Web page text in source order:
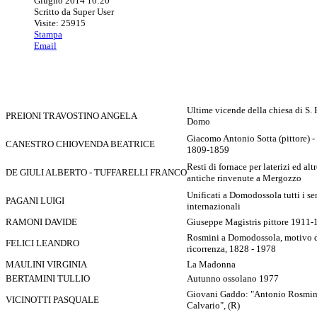
Scritto da Super User
Visite: 25915
Stampa
Email
PREIONI TRAVOSTINO ANGELA
Ultime vicende della chiesa di S.
Domo
CANESTRO CHIOVENDA BEATRICE
Giacomo Antonio Sotta (pittore) -
1809-1859
DE GIULI ALBERTO - TUFFARELLI FRANCO
Resti di fornace per laterizi ed
antiche rinvenute a Mergozzo
PAGANI LUIGI
Unificati a Domodossola tutti i
internazionali
RAMONI DAVIDE
Giuseppe Magistris pittore 1911-
FELICI LEANDRO
Rosmini a Domodossola, motivo
ricorrenza, 1828 - 1978
MAULINI VIRGINIA
La Madonna
BERTAMINI TULLIO
Autunno ossolano 1977
VICINOTTI PASQUALE
Giovani Gaddo: "Antonio
Calvario", (R)